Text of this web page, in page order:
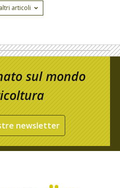
articoli
sul mondo
newsletter